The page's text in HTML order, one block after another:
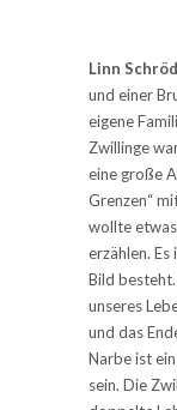
Linn
und einer
eigene
Zwillinge
eine große
Grenzen“
wollte
erzählen.
Bild
unseres
und das
Narbe ist
sein. Die